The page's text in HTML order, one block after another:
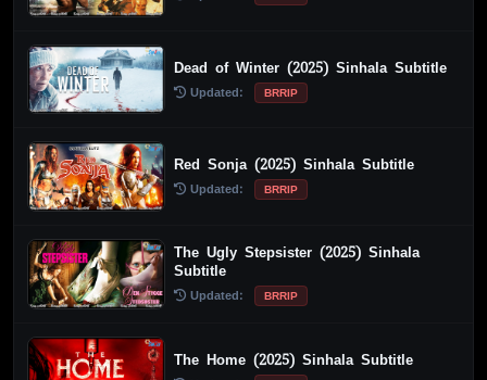
Dead of Winter (2025) Sinhala Subtitle
Updated: BRRIP
Red Sonja (2025) Sinhala Subtitle
Updated: BRRIP
The Ugly Stepsister (2025) Sinhala
Subtitle
Updated: BRRIP
The Home (2025) Sinhala Subtitle